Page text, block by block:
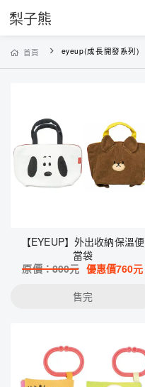
梨子熊
首頁 eyeup(成長開發系列)
【EYEUP】外出收納保溫便
當袋
原價：800元 優惠價760元
售完